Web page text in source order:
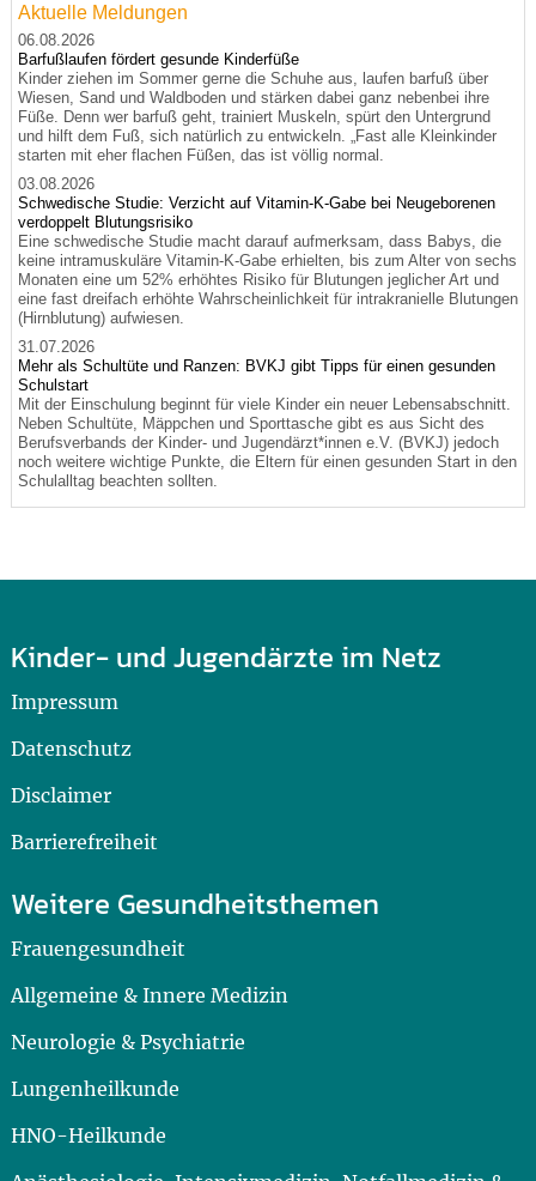
Aktuelle Meldungen
06.08.2026
Barfußlaufen fördert gesunde Kinderfüße
Kinder ziehen im Sommer gerne die Schuhe aus, laufen barfuß über
Wiesen, Sand und Waldboden und stärken dabei ganz nebenbei ihre
Füße. Denn wer barfuß geht, trainiert Muskeln, spürt den Untergrund
und hilft dem Fuß, sich natürlich zu entwickeln. „Fast alle Kleinkinder
starten mit eher flachen Füßen, das ist völlig normal.
03.08.2026
Schwedische Studie: Verzicht auf Vitamin-K-Gabe bei Neugeborenen
verdoppelt Blutungsrisiko
Eine schwedische Studie macht darauf aufmerksam, dass Babys, die
keine intramuskuläre Vitamin-K-Gabe erhielten, bis zum Alter von sechs
Monaten eine um 52% erhöhtes Risiko für Blutungen jeglicher Art und
eine fast dreifach erhöhte Wahrscheinlichkeit für intrakranielle Blutungen
(Hirnblutung) aufwiesen.
31.07.2026
Mehr als Schultüte und Ranzen: BVKJ gibt Tipps für einen gesunden
Schulstart
Mit der Einschulung beginnt für viele Kinder ein neuer Lebensabschnitt.
Neben Schultüte, Mäppchen und Sporttasche gibt es aus Sicht des
Berufsverbands der Kinder- und Jugendärzt*innen e.V. (BVKJ) jedoch
noch weitere wichtige Punkte, die Eltern für einen gesunden Start in den
Schulalltag beachten sollten.
Kinder- und Jugendärzte im Netz
Impressum
Datenschutz
Disclaimer
Barrierefreiheit
Weitere Gesundheitsthemen
Frauengesundheit
Allgemeine & Innere Medizin
Neurologie & Psychiatrie
Lungenheilkunde
HNO-Heilkunde